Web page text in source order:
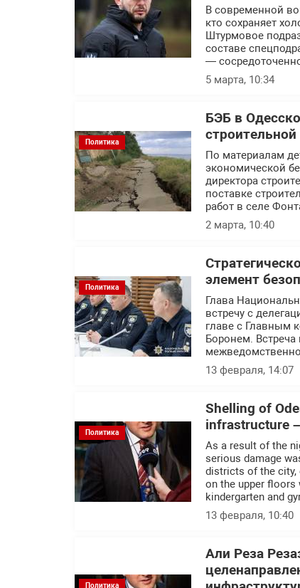
В современной
кто сохраняет
Штурмовое
составе
—
5 марта, 10:34
Политика
БЭБ в
По материалам
экономической
директора
поставке
работ в селе
2 марта, 10:40
Политика
элемент
Глава
встречу с
главе с Главным
Боронем.
13 февраля, 14:07
Политика
Shelling of
infrastructure
As a result of the
serious damage
districts of the city,
on the upper floors
kindergarten and
13 февраля, 10:40
Политика
Али Реза